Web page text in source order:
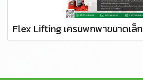
Flex Lifting เครนพกพาขนาดเล็ก